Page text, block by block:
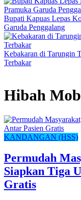
Bupati Kapuas Lepas
Garuda Penggalang
Kebakaran di Tarungin
Terbakar
Hibah
KANDANGAN (HSS)
Permudah
Siapkan Tiga
Gratis